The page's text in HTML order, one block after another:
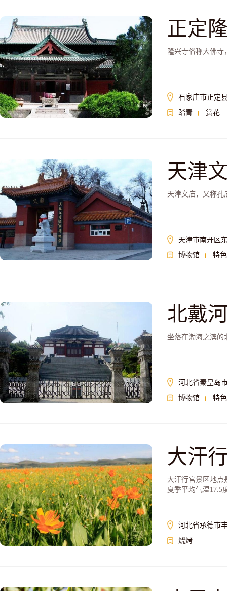
正定
隆兴寺俗称大佛
石家庄市正定
踏青
赏花
天津
天津文庙，又称孔
天津市南开区
博物馆
特
北戴
坐落在渤海之滨的
河北省秦皇岛
博物馆
特
大汗
大汗行宫景区地点
夏季平均气温17.5
河北省承德市
烧烤